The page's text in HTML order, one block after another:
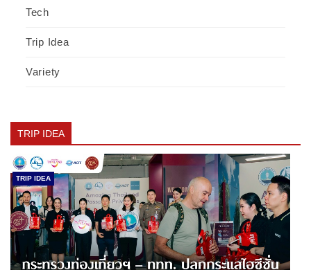
Tech
Trip Idea
Variety
TRIP IDEA
TRIP IDEA